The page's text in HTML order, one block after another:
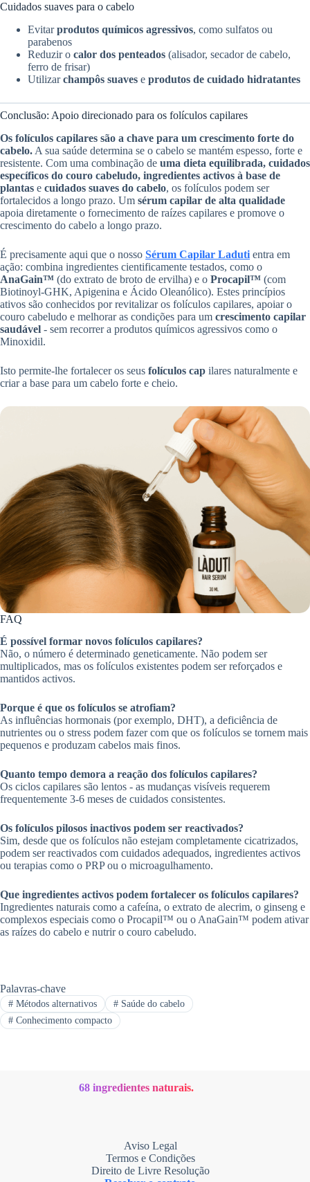
Cuidados suaves para o cabelo
Evitarprodutos químicos agressivos, como sulfatos ou
parabenos
Reduzir o calor dos penteados (alisador, secador de cabelo,
ferro de frisar)
Utilizarchampôs suaves e produtos de cuidado hidratantes
Conclusão: Apoio direcionado para os folículos capilares
Os folículos capilares são a chave para um crescimento forte do
cabelo. A sua saúde determina se o cabelo se mantém espesso, forte e
resistente. Com uma combinação de uma dieta equilibrada, cuidados
específicos do couro cabeludo, ingredientes activos à base de
plantas e cuidados suaves do cabelo, os folículos podem ser
fortalecidos a longo prazo. Um sérum capilar de alta qualidade
apoia diretamente o fornecimento de raízes capilares e promove o
crescimento do cabelo a longo prazo.
É precisamente aqui que o nosso Sérum Capilar Laduti entra em
ação: combina ingredientes cientificamente testados, como o
AnaGain™ (do extrato de broto de ervilha) e o Procapil™ (com
Biotinoyl-GHK, Apigenina e Ácido Oleanólico). Estes princípios
ativos são conhecidos por revitalizar os folículos capilares, apoiar o
couro cabeludo e melhorar as condições para um crescimento capilar
saudável - sem recorrer a produtos químicos agressivos como o
Minoxidil.
Isto permite-lhe fortalecer os seus folículos cap ilares naturalmente e
criar a base para um cabelo forte e cheio.
FAQ
É possível formar novos folículos capilares?
Não, o número é determinado geneticamente. Não podem ser
multiplicados, mas os folículos existentes podem ser reforçados e
mantidos activos.
Porque é que os folículos se atrofiam?
As influências hormonais (por exemplo, DHT), a deficiência de
nutrientes ou o stress podem fazer com que os folículos se tornem mais
pequenos e produzam cabelos mais finos.
Quanto tempo demora a reação dos folículos capilares?
Os ciclos capilares são lentos - as mudanças visíveis requerem
frequentemente 3-6 meses de cuidados consistentes.
Os folículos pilosos inactivos podem ser reactivados?
Sim, desde que os folículos não estejam completamente cicatrizados,
podem ser reactivados com cuidados adequados, ingredientes activos
ou terapias como o PRP ou o microagulhamento.
Que ingredientes activos podem fortalecer os folículos capilares?
Ingredientes naturais como a cafeína, o extrato de alecrim, o ginseng e
complexos especiais como o Procapil™ ou o AnaGain™ podem ativar
as raízes do cabelo e nutrir o couro cabeludo.
Palavras-chave
# Métodos alternativos
# Saúde do cabelo
# Conhecimento compacto
68 ingredientes naturais.
Aviso Legal
Termos e Condições
Direito de Livre Resolução